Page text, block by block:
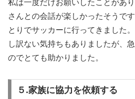
私は一度だけお願いしたことがあ
さんとの会話が楽しかったそうで
とりでサッカーに行ってきました
し訳ない気持ちもありましたが、
のでとても助かりました。
５.家族に協力を依頼する